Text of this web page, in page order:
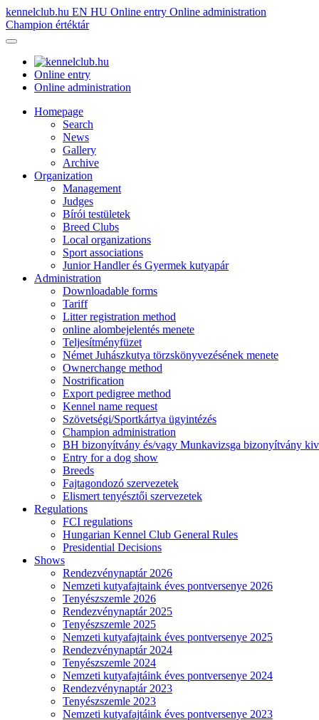
kennelclub.hu EN HU Online entry Online administration
Champion értéktár
Online entry
Online administration
Homepage
Search
News
Gallery
Archive
Organization
Management
Judges
Bírói testületek
Breed Clubs
Local organizations
Sport associations
Junior Handler és Gyermek kutyapár
Administration
Downloadable forms
Tariff
Litter registration method
online alombejelentés menete
Teljesítményfüzet
Német Juhászkutya törzskönyvezésének menete
Ownerchange method
Nostrification
Export pedigree method
Kennel name request
Szövetségi/Sportkártya ügyintézés
Champion administration
BH bizonyítvány és/vagy Munkavizsga bizonyítvány
Entry for a dog show
Breeds
Fajtagondozó szervezetek
Elismert tenyésztői szervezetek
Regulations
FCI regulations
Hungarian Kennel Club General Rules
Presidential Decisions
Shows
Rendezvénynaptár 2026
Nemzeti kutyafajtaink éves pontversenye 2026
Tenyészszemle 2026
Rendezvénynaptár 2025
Tenyészszemle 2025
Nemzeti kutyafajtaink éves pontversenye 2025
Rendezvénynaptár 2024
Tenyészszemle 2024
Nemzeti kutyafajtáink éves pontversenye 2024
Rendezvénynaptár 2023
Tenyészszemle 2023
Nemzeti kutyafajtáink éves pontversenye 2023